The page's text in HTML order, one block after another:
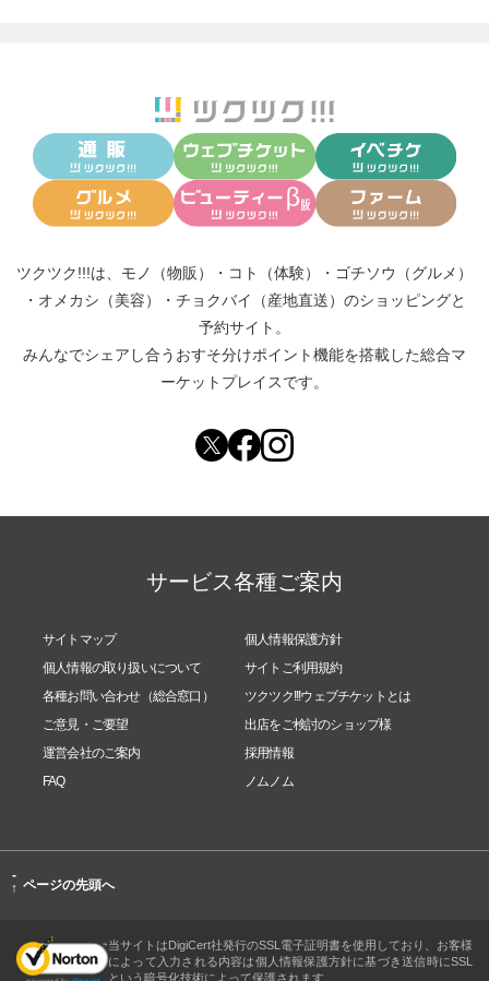
ツクツク!!!は、 モノ（物販） ・ コト（体験） ・ ゴチソウ（グルメ）
・ オメカシ（美容） ・ チョクバイ（産地直送） のショッピングと
予約サイト。
みんなでシェアし合う おすそ分けポイント機能を搭載した総合マ
ーケットプレイスです。
サービス各種ご案内
サイトマップ
個人情報保護方針
個人情報の取り扱いについて
サイトご利用規約
各種お問い合わせ（総合窓口）
ツクツク!!!ウェブチケットとは
ご意見・ご要望
出店をご検討のショップ様
運営会社のご案内
採用情報
FAQ
ノムノム
-
↑ ページの先頭へ
当サイトはDigiCert社発行のSSL電子証明書を使用しており、お客様
によって入力される内容は個人情報保護方針に基づき送信時にSSL
という暗号化技術によって保護されます。